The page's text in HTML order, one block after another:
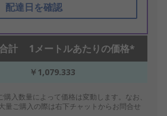
配達日を確認
計 1メートルあたりの価格*
￥1,079.333
入数量によって価格は変動します。なお、
量ご購入の際は右下チャットからお問合せ